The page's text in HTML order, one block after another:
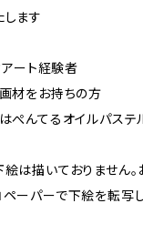
ます
ート経験者
材をお持ちの方
ぺんてるオイルパステ
は描いておりません。
ーパーで下絵を転写し